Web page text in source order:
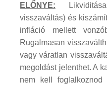
ELŐNYE:
visszaváltás) és
infláció mellett
Rugalmasan
vagy váratlan
megoldást jelenthet. A
nem kell foglalkoznod